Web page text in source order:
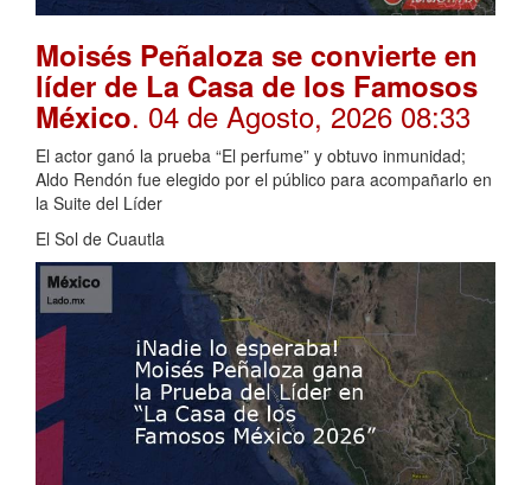
Moisés Peñaloza se convierte en
líder de La Casa de los Famosos
México. 04 de Agosto, 2026 08:33
El actor ganó la prueba “El perfume” y obtuvo inmunidad;
Aldo Rendón fue elegido por el público para acompañarlo en
la Suite del Líder
El Sol de Cuautla